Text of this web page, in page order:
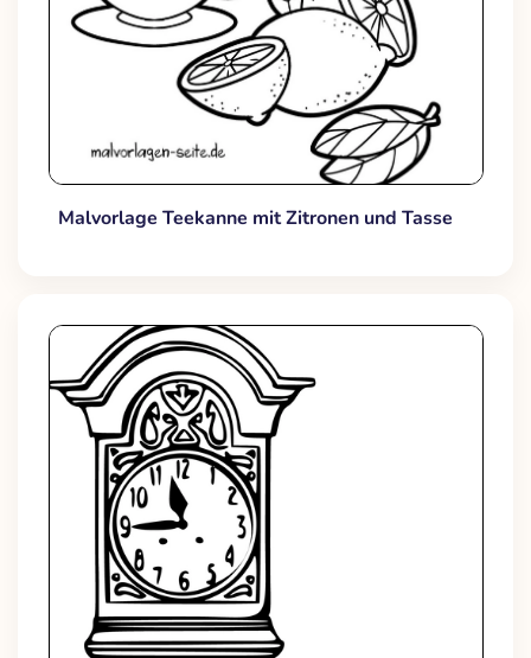
Malvorlage Teekanne mit Zitronen und Tasse